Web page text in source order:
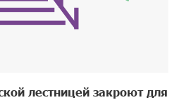
лестницей закроют для